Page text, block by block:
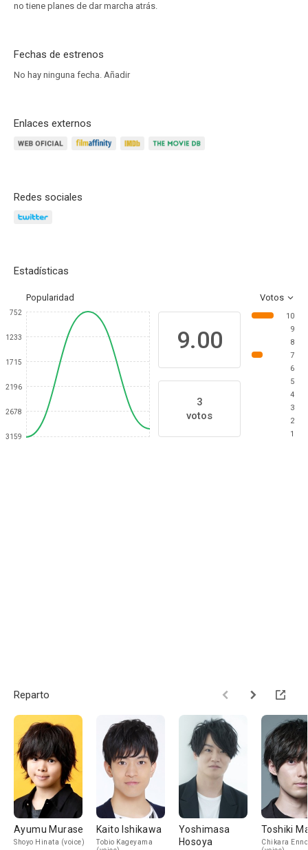
no tiene planes de dar marcha atrás.
Fechas de estrenos
No hay ninguna fecha. Añadir
Enlaces externos
Redes sociales
Estadísticas
Popularidad Votos
752
1233
1715
2196
2678
3159
9.00
3
votos
10
9
8
7
6
5
4
3
2
1
Reparto
Ayumu Murase
Shoyo Hinata (voice)
Kaito Ishikawa
Tobio Kageyama
Yoshimasa
Hosoya
Toshiki
Chikara